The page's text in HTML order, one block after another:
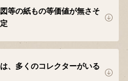
等の紙もの等価値が無さそ
、多くのコレクターがいる